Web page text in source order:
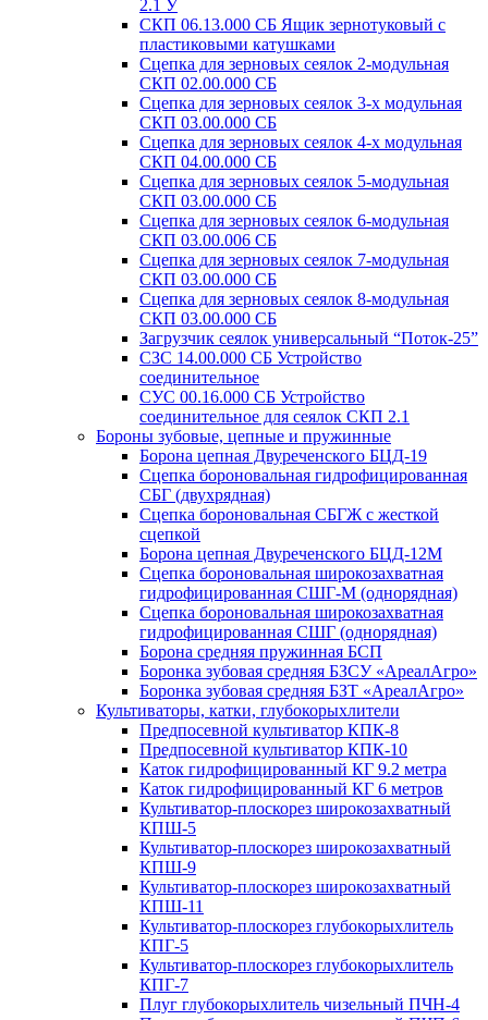
2.1 У
СКП 06.13.000 СБ Ящик зернотуковый с
пластиковыми катушками
Сцепка для зерновых сеялок 2-модульная
СКП 02.00.000 СБ
Сцепка для зерновых сеялок 3-х модульная
СКП 03.00.000 СБ
Сцепка для зерновых сеялок 4-х модульная
СКП 04.00.000 СБ
Сцепка для зерновых сеялок 5-модульная
СКП 03.00.000 СБ
Сцепка для зерновых сеялок 6-модульная
СКП 03.00.006 СБ
Сцепка для зерновых сеялок 7-модульная
СКП 03.00.000 СБ
Сцепка для зерновых сеялок 8-модульная
СКП 03.00.000 СБ
Загрузчик сеялок универсальный “Поток-25”
СЗС 14.00.000 СБ Устройство
соединительное
СУС 00.16.000 СБ Устройство
соединительное для сеялок СКП 2.1
Бороны зубовые, цепные и пружинные
Борона цепная Двуреченского БЦД-19
Сцепка бороновальная гидрофицированная
СБГ (двухрядная)
Сцепка бороновальная СБГЖ с жесткой
сцепкой
Борона цепная Двуреченского БЦД-12М
Сцепка бороновальная широкозахватная
гидрофицированная СШГ-М (однорядная)
Сцепка бороновальная широкозахватная
гидрофицированная СШГ (однорядная)
Борона средняя пружинная БСП
Боронка зубовая средняя БЗСУ «АреалАгро»
Боронка зубовая средняя БЗТ «АреалАгро»
Культиваторы, катки, глубокорыхлители
Предпосевной культиватор КПК-8
Предпосевной культиватор КПК-10
Каток гидрофицированный КГ 9.2 метра
Каток гидрофицированный КГ 6 метров
Культиватор-плоскорез широкозахватный
КПШ-5
Культиватор-плоскорез широкозахватный
КПШ-9
Культиватор-плоскорез широкозахватный
КПШ-11
Культиватор-плоскорез глубокорыхлитель
КПГ-5
Культиватор-плоскорез глубокорыхлитель
КПГ-7
Плуг глубокорыхлитель чизельный ПЧН-4